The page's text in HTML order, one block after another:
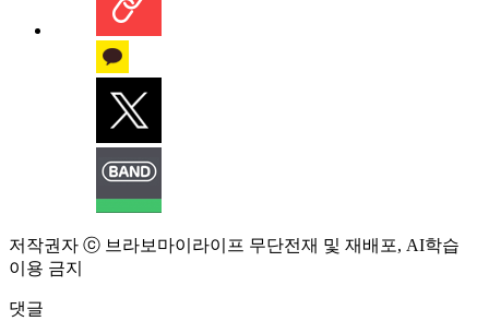
저작권자 ⓒ 브라보마이라이프 무단전재 및 재배포, AI학습
이용 금지
댓글